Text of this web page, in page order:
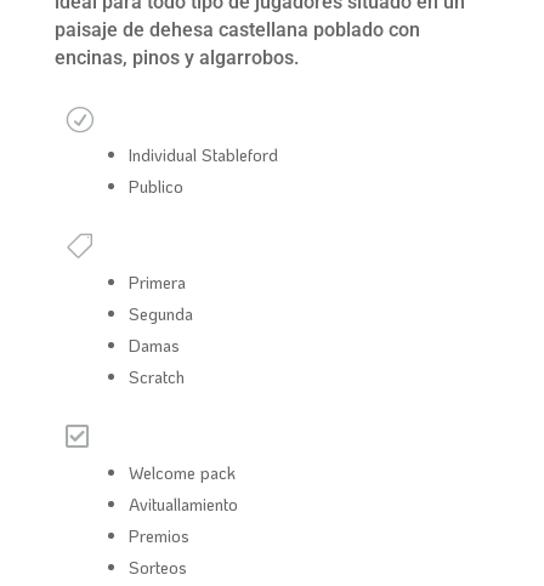
paisaje de dehesa castellana poblado con
encinas, pinos y algarrobos.
R
Individual Stableford
Publico

Primera
Segunda
Damas
Scratch

Welcome pack
Avituallamiento
Premios
Sorteos